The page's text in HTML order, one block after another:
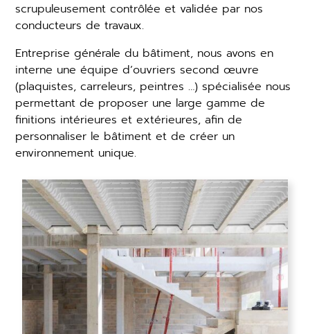
scrupuleusement contrôlée et validée par nos
conducteurs de travaux.
Entreprise générale du bâtiment, nous avons en
interne une équipe d’ouvriers second œuvre
(plaquistes, carreleurs, peintres …) spécialisée nous
permettant de proposer une large gamme de
finitions intérieures et extérieures, afin de
personnaliser le bâtiment et de créer un
environnement unique.